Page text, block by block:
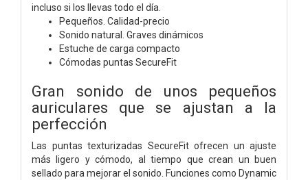
incluso si los llevas todo el día.
Pequeños. Calidad-precio
Sonido natural. Graves dinámicos
Estuche de carga compacto
Cómodas puntas SecureFit
Gran sonido de unos pequeños
auriculares que se ajustan a la
perfección
Las puntas texturizadas SecureFit ofrecen un ajuste
más ligero y cómodo, al tiempo que crean un buen
sellado para mejorar el sonido. Funciones como Dynamic